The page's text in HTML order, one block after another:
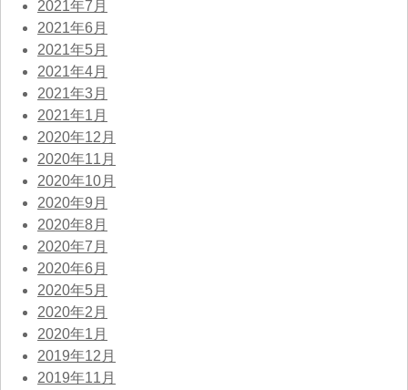
2021年7月
2021年6月
2021年5月
2021年4月
2021年3月
2021年1月
2020年12月
2020年11月
2020年10月
2020年9月
2020年8月
2020年7月
2020年6月
2020年5月
2020年2月
2020年1月
2019年12月
2019年11月